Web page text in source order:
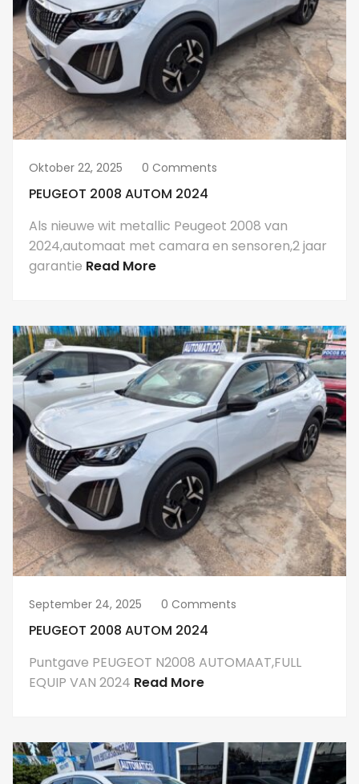
Oktober 22, 2025 0 Comments
PEUGEOT 2008 AUTOM 2024
Als nieuwe wit metallic Peugeot 2008 van
2024,automaat met camara en sensoren,2 jaar
garantie Read More
September 24, 2025 0 Comments
PEUGEOT 2008 AUTOM 2024
Puntgave PEUGEOT N2008 AUTOMAAT,FULL
EQUIP VAN 2024 Read More